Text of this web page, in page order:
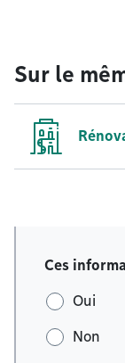
Sur le
Ces
Oui
Non